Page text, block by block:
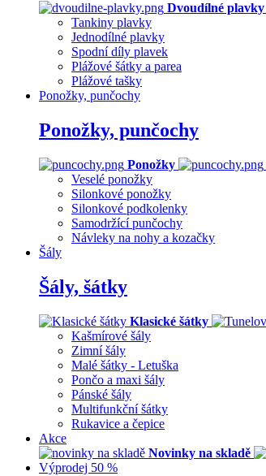
Dvoudílné plavky
Tankiny plavky
Jednodílné plavky
Spodní díly plavek
Plážové šátky a parea
Plážové tašky
Ponožky, punčochy
Ponožky, punčochy
Ponožky
Veselé ponožky
Silonkové ponožky
Silonkové podkolenky
Samodržící punčochy
Návleky na nohy a kozačky
Šály
Šály, šátky
Klasické šátky
Kašmírové šály
Zimní šály
Malé šátky - Letuška
Pončo a maxi šály
Pánské šály
Multifunkční šátky
Rukavice a čepice
Akce
Novinky na skladě
Výprodej 50 %